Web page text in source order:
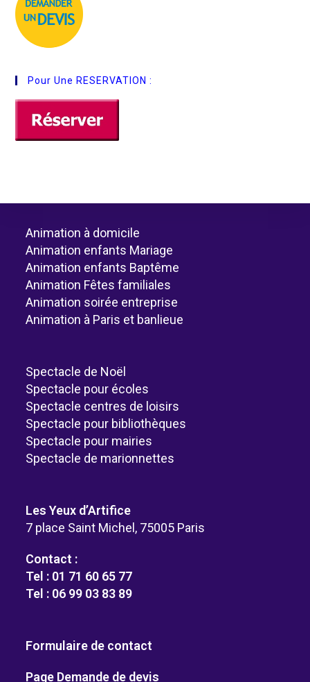
Pour Une RESERVATION :
Animation à domicile
Animation enfants Mariage
Animation enfants Baptême
Animation Fêtes familiales
Animation soirée entreprise
Animation à Paris et banlieue
Spectacle de Noël
Spectacle pour écoles
Spectacle centres de loisirs
Spectacle pour bibliothèques
Spectacle pour mairies
Spectacle de marionnettes
Les Yeux d’Artifice
7 place Saint Michel, 75005 Paris
Contact :
Tel : 01 71 60 65 77
Tel : 06 99 03 83 89
Formulaire de contact
Page Demande de devis